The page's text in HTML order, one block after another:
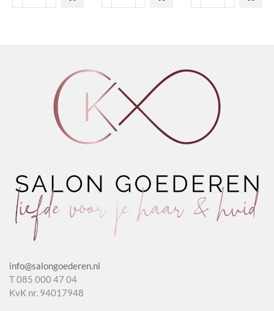
info@salongoederen.nl
T 085 000 47 04
KvK nr. 94017948